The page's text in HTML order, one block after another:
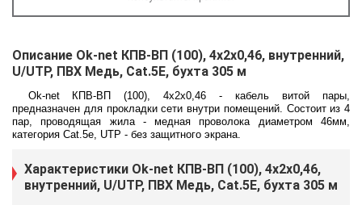
Описание Ok-net КПВ-ВП (100), 4x2x0,46, внутренний,
U/UTP, ПВХ Медь, Cat.5Е, бухта 305 м
Ok-net КПВ-ВП (100), 4x2x0,46 - кабель витой пары,
предназначен для прокладки сети внутри помещений. Состоит из 4
пар, проводящая жила - медная проволока диаметром 46мм,
категория Cat.5е, UTP - без защитного экрана.
Характеристики Ok-net КПВ-ВП (100), 4x2x0,46,
внутренний, U/UTP, ПВХ Медь, Cat.5Е, бухта 305 м